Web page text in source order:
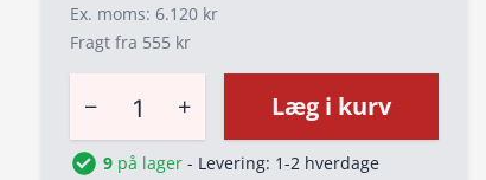
Ex. moms: 6.120 kr
Fragt fra 555 kr
− + Læg i kurv
9 på lager - Levering: 1-2 hverdage